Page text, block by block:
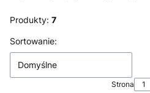
Produkty: 7
Lista produktów
Sortowanie:
Domyślne
Strona